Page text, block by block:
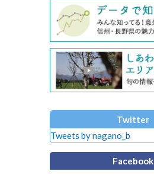
Twitter
Tweets by nagano_b
Facebook